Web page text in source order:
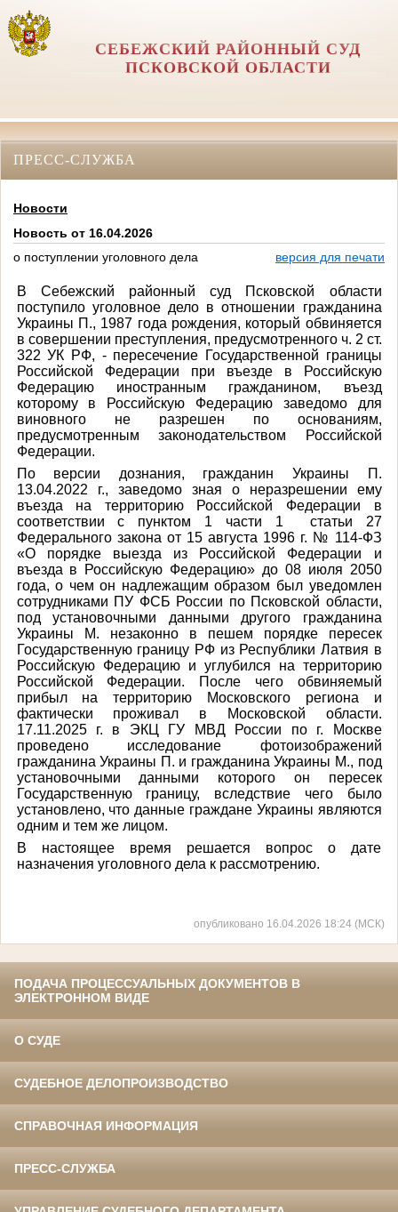
СЕБЕЖСКИЙ РАЙОННЫЙ СУД
ПСКОВСКОЙ ОБЛАСТИ
ПРЕСС-СЛУЖБА
Новости
Новость от 16.04.2026
о поступлении уголовного дела
версия для печати
В Себежский районный суд Псковской области
поступило уголовное дело в отношении гражданина
Украины П., 1987 года рождения, который обвиняется
в совершении преступления, предусмотренного ч. 2 ст.
322 УК РФ, - пересечение Государственной границы
Российской Федерации при въезде в Российскую
Федерацию иностранным гражданином, въезд
которому в Российскую Федерацию заведомо для
виновного не разрешен по основаниям,
предусмотренным законодательством Российской
Федерации.
По версии дознания, гражданин Украины П.
13.04.2022 г., заведомо зная о неразрешении ему
въезда на территорию Российской Федерации в
соответствии с пунктом 1 части 1 статьи 27
Федерального закона от 15 августа 1996 г. № 114-ФЗ
«О порядке выезда из Российской Федерации и
въезда в Российскую Федерацию» до 08 июля 2050
года, о чем он надлежащим образом был уведомлен
сотрудниками ПУ ФСБ России по Псковской области,
под установочными данными другого гражданина
Украины М. незаконно в пешем порядке пересек
Государственную границу РФ из Республики Латвия в
Российскую Федерацию и углубился на территорию
Российской Федерации. После чего обвиняемый
прибыл на территорию Московского региона и
фактически проживал в Московской области.
17.11.2025 г. в ЭКЦ ГУ МВД России по г. Москве
проведено исследование фотоизображений
гражданина Украины П. и гражданина Украины М., под
установочными данными которого он пересек
Государственную границу, вследствие чего было
установлено, что данные граждане Украины являются
одним и тем же лицом.
В настоящее время решается вопрос о дате
назначения уголовного дела к рассмотрению.
опубликовано 16.04.2026 18:24 (МСК)
ПОДАЧА ПРОЦЕССУАЛЬНЫХ ДОКУМЕНТОВ В
ЭЛЕКТРОННОМ ВИДЕ
О СУДЕ
СУДЕБНОЕ ДЕЛОПРОИЗВОДСТВО
СПРАВОЧНАЯ ИНФОРМАЦИЯ
ПРЕСС-СЛУЖБА